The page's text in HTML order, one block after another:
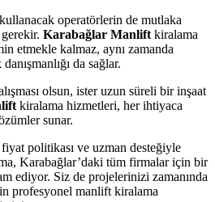
operatörlerin de mutlaka
Karabağlar Manlift kiralama
etmekle kalmaz, aynı zamanda
da sağlar.
olsun, ister uzun süreli bir inşaat
kiralama hizmetleri, her ihtiyaca
sunar.
politikası ve uzman desteğiyle
Karabağlar’daki tüm firmalar için bir
ediyor. Siz de projelerinizi zamanında
profesyonel manlift kiralama